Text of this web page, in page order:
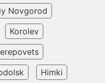
Novgorod
Korolev
Himki